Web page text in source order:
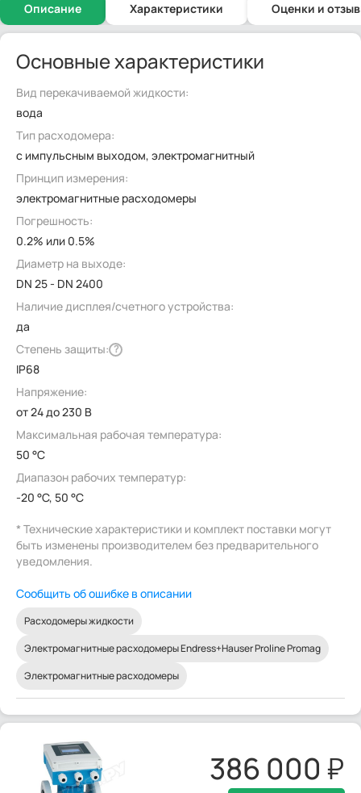
Описание Характеристики Оценки и
Основные характеристики
Вид перекачиваемой жидкости:
вода
Тип расходомера:
с импульсным выходом, электромагнитный
Принцип измерения:
электромагнитные расходомеры
Погрешность:
0.2% или 0.5%
Диаметр на выходе:
DN 25 - DN 2400
Наличие дисплея/счетного устройства:
да
Степень защиты: ?
IP68
Напряжение:
от 24 до 230 В
Максимальная рабочая температура:
50 °C
Диапазон рабочих температур:
-20 °C, 50 °C
* Технические характеристики и комплект поставки могут
быть изменены производителем без предварительного
уведомления.
Сообщить об ошибке в описании
Расходомеры жидкости
Электромагнитные расходомеры Endress+Hauser Proline Promag
Электромагнитные расходомеры
386 000